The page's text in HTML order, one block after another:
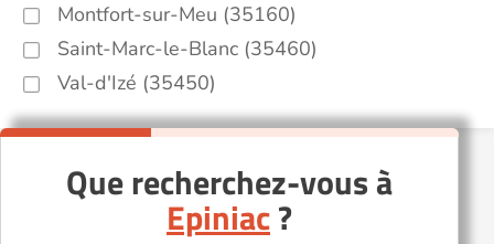
Montfort-sur-Meu (35160)
Saint-Marc-le-Blanc (35460)
Val-d'Izé (35450)
Que recherchez-vous à
Epiniac?